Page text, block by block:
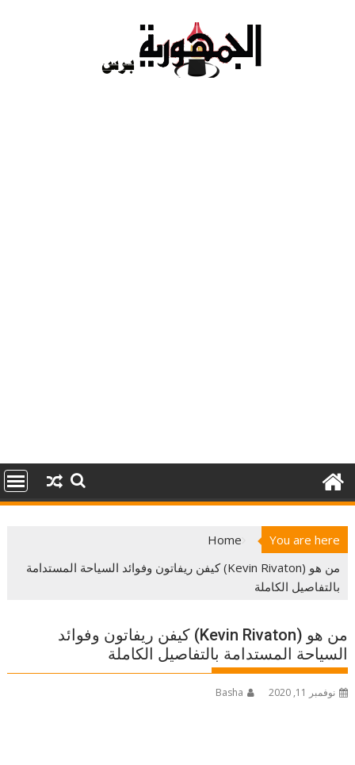
You are here
Home
من هو (Kevin Rivaton) كيفن ريفاتون وفوائد السياحة المستدامة
بالتفاصيل الكاملة
من هو (Kevin Rivaton) كيفن ريفاتون وفوائد
السياحة المستدامة بالتفاصيل الكاملة
نوفمبر 11, 2020 Basha